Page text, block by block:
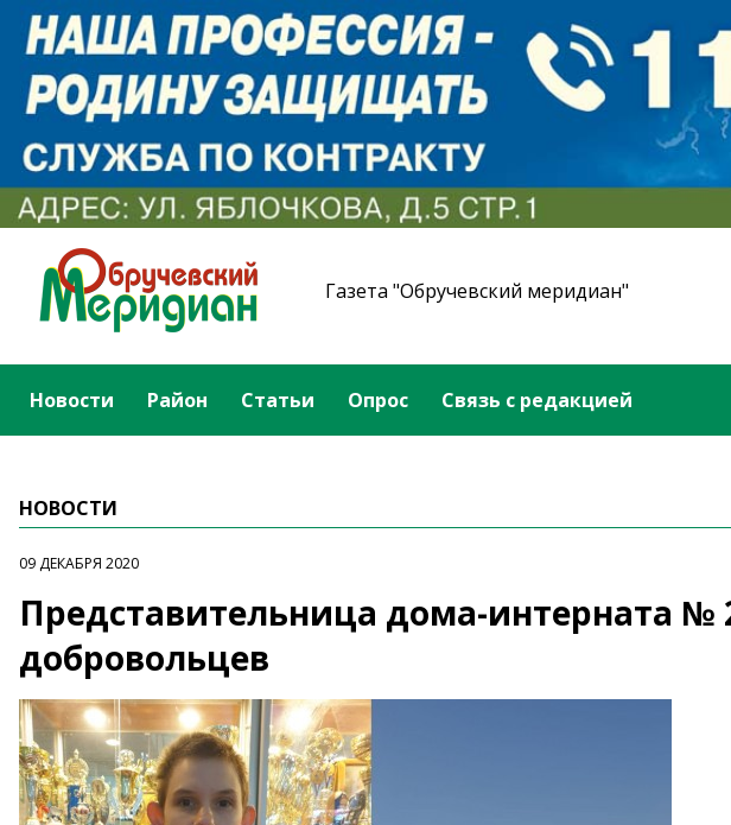
Газета "Обручевский меридиан"
Новости Район Статьи Опрос Связь с редакцией
НОВОСТИ
09 ДЕКАБРЯ 2020
Представительница дома-интерната №
добровольцев